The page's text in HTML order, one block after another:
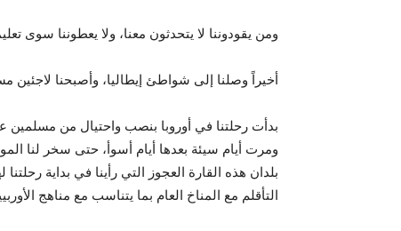
ومن يقودوننا لا يتحدثون معنا، ولا يعطوننا سوى
أخيراً وصلنا إلى شواطئ إيطاليا، وأصبحنا لاجئين
بدأت رحلتنا في أوروبا بنصب واحتيال من مسلمين
ومرت أيام سيئة بعدها أيام أسوأ، حتى سخر لنا
بلدان هذه القارة العجوز التي رأينا في بداية
التأقلم مع المناخ العام بما يتناسب مع مناهج